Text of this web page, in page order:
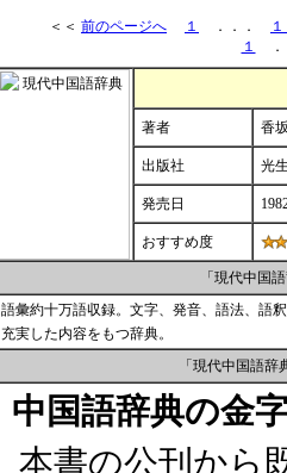
＜＜ 前のページへ １ ．．．
１
著者 香
出版社 光
発売日
おすすめ度
「現代中国
語彙約十万語収録。文字、発音、語法、語
充実した内容をもつ辞典。
「現代中国語
中国語辞典の金
本書の公刊から